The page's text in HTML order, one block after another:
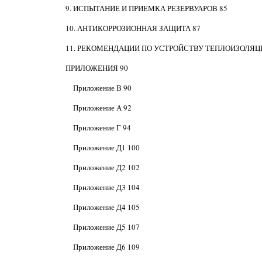
9. ИСПЫТАНИЕ И ПРИЕМКА РЕЗЕРВУАРОВ 85
10. АНТИКОРРОЗИОННАЯ ЗАЩИТА 87
11. РЕКОМЕНДАЦИИ ПО УСТРОЙСТВУ
ПРИЛОЖЕНИЯ 90
Приложение В 90
Приложение А 92
Приложение Г 94
Приложение Д1 100
Приложение Д2 102
Приложение Д3 104
Приложение Д4 105
Приложение Д5 107
Приложение Д6 109